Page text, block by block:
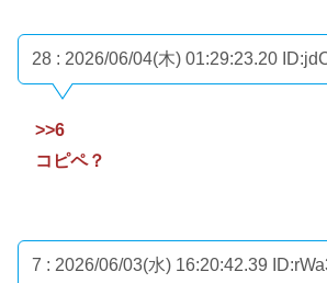
28 : 2026/06/04(木) 01:29:23.20
>>6
コピペ？
7 : 2026/06/03(水) 16:20:42.39